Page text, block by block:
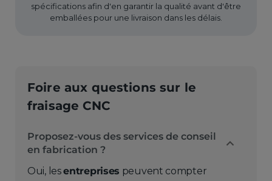
spécifications afin d'en garantir la qualité avant d'être
emballées pour une livraison dans les délais.
Foire aux questions sur le
fraisage CNC
Proposez-vous des services de conseil
en fabrication ?
Oui, lesentreprises peuvent compter